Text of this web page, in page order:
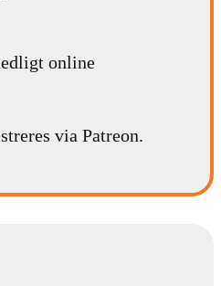
online
via Patreon.